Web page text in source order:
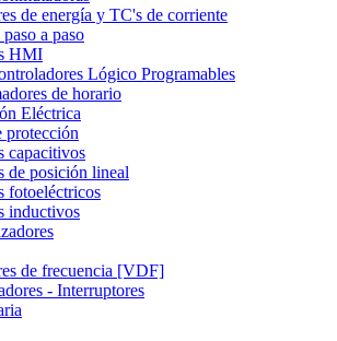
de energía y TC's de corriente
a paso
HMI
Lógico Programables
de horario
Eléctrica
protección
capacitivos
de posición lineal
fotoeléctricos
inductivos
de frecuencia [VDF]
- Interruptores